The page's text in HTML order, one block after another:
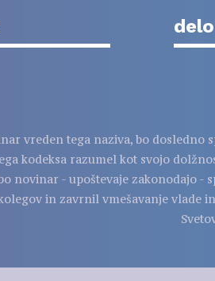
vreden tega naziva, bo dosledno
kodeksa razumel kot svojo
novinar - upoštevaje zakonodajo -
in zavrnil vmešavanje vlade